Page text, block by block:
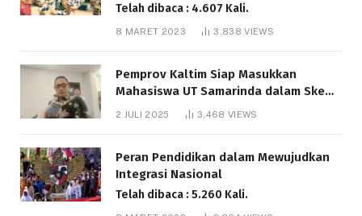
Telah dibaca : 4.607 Kali.
8 MARET 2023 3,838VIEWS
Pemprov Kaltim Siap Masukkan
Mahasiswa UT Samarinda dalam Skema
Bantuan Pendidikan Gratispol
2 JULI 2025 3,468 VIEWS
Peran Pendidikan dalam Mewujudkan
Integrasi Nasional
Telah dibaca : 5.260 Kali.